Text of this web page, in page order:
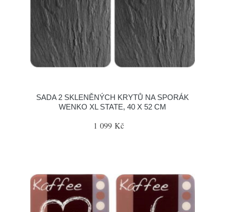
SADA 2 SKLENĚNÝCH KRYTŮ NA SPORÁK
WENKO XL STATE, 40 X 52 CM
1 099 Kč